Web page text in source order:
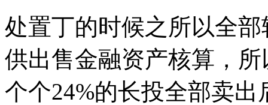
处置丁的时候之所以全
供出售金融资产核算，
个个24%的长投全部卖